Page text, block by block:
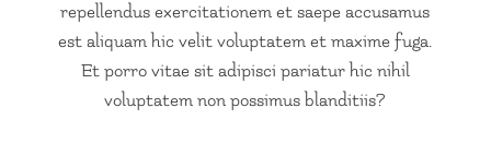
repellendus exercitationem et saepe accusamus
est aliquam hic velit voluptatem et maxime fuga.
Et porro vitae sit adipisci pariatur hic nihil
voluptatem non possimus blanditiis?